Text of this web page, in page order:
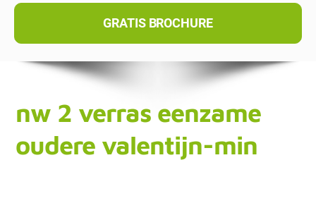
GRATIS BROCHURE
nw 2 verras eenzame
oudere valentijn-min